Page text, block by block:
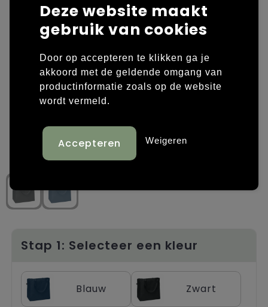
Laptop hoezen en tassen
Overige tassen
Papieren tassen
Promotietassen
Reistassen
Rugzakken
Schoudertassen
Tassen voor sport
Trolleys
Overige kleding
Polo's
Sweaters bedrukken
T-shirts bedrukken
Vesten bedrukken
Schoenen bedrukken
Stap 1: Selecteer een kleur
Blauw Zwart
Deze website maakt
gebruik van cookies
Door op accepteren te klikken ga je
akkoord met de geldende omgang van
productinformatie zoals op de website
wordt vermeld.
Weigeren